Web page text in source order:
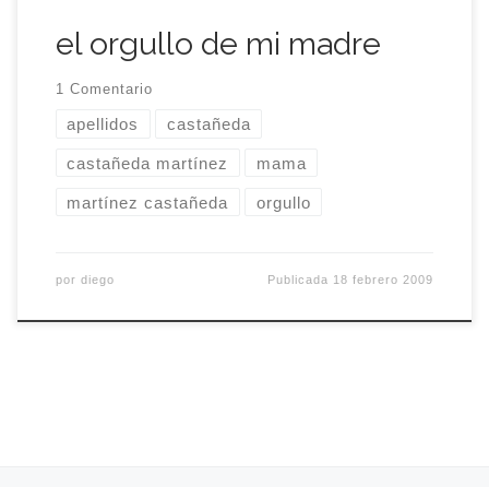
el orgullo de mi madre
1 Comentario
apellidos castañeda
castañeda martínez mama
martínez castañeda orgullo
por diego Publicada 18 febrero 2009